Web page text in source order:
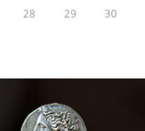
28 29 30